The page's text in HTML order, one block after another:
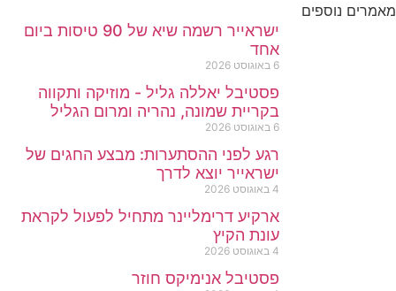
מאמרים נוספים
ישראייר רשמה שיא של 90 טיסות ביום
אחד
6 באוגוסט 2026
פסטיבל יאללה גליל - מוזיקה ותקווה
בקריית שמונה, נהריה ומרום הגליל
6 באוגוסט 2026
רגע לפני ההסתערות: מבצע החגים של
ישראייר יוצא לדרך
4 באוגוסט 2026
ארקיע דרימליינר מתחיל לפעול לקראת
עונת הקיץ
4 באוגוסט 2026
פסטיבל אנימיקס חוזר